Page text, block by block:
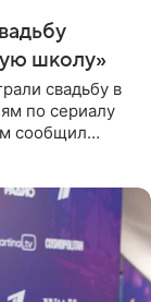
школу»
свадьбу в
по сериалу
сообщил